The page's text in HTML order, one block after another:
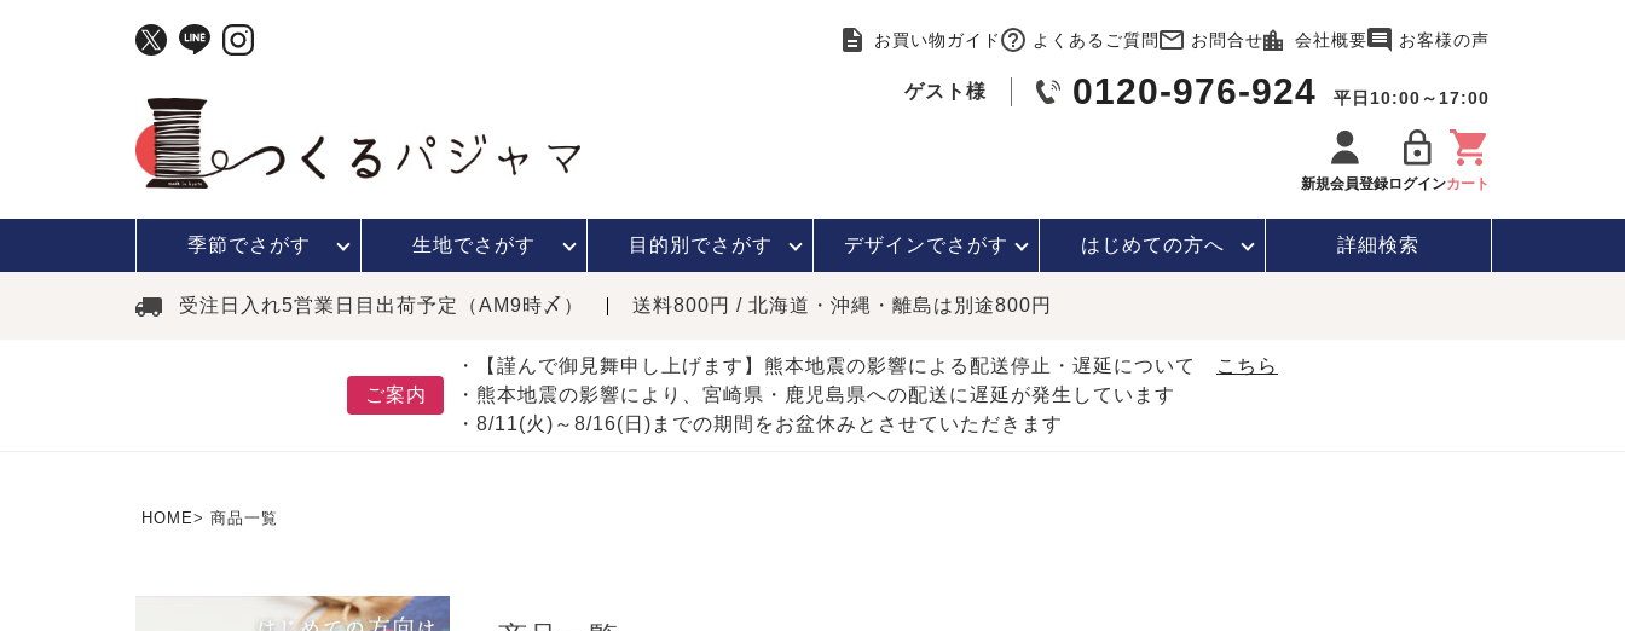
お買い物ガイド よくあるご質問 お問合せ 会社概要 お客様の声
ゲスト様 0120-976-924 平日10:00～17:00
新規会員登録ログインカート
季節でさがす 生地でさがす 目的別でさがす デザインでさがす はじめての方へ 詳細検索
受注日入れ5営業日目出荷予定（AM9時〆） 送料800円 / 北海道・沖縄・離島は別途800円
ご案内
・【謹んで御見舞申し上げます】熊本地震の影響による配送停止・遅延について
こちら
・熊本地震の影響により、宮崎県・鹿児島県への配送に遅延が発生しています
・8/11(火)～8/16(日)までの期間をお盆休みとさせていただきます
HOME 商品一覧